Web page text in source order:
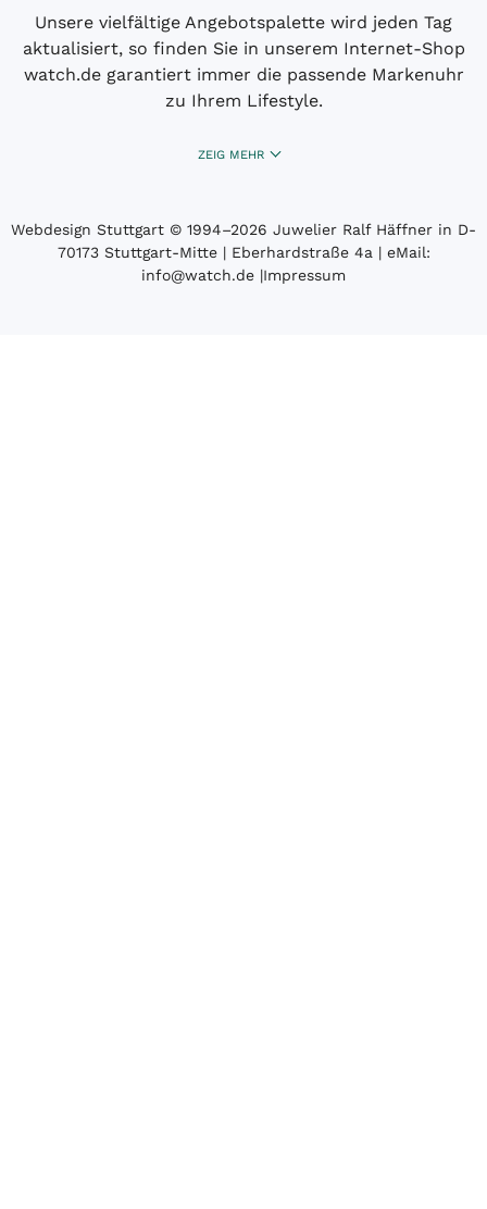
Unsere vielfältige Angebotspalette wird jeden Tag
aktualisiert, so finden Sie in unserem Internet-Shop
watch.de garantiert immer die passende Markenuhr
zu Ihrem Lifestyle.
ZEIG MEHR
Webdesign Stuttgart © 1994­–2026 Juwelier Ralf Häffner in D-
70173 Stuttgart-Mitte | Eberhardstraße 4a | eMail:
info@watch.de |Impressum